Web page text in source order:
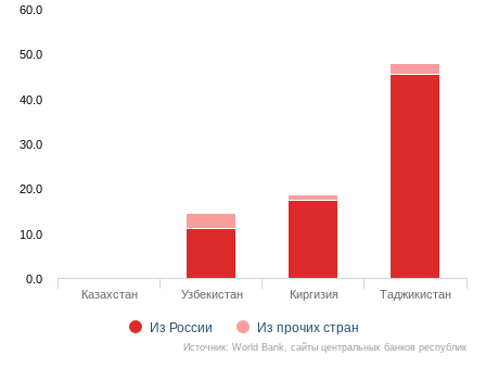
Из России Из прочих стран
Казахстан Узбекистан Киргизия Таджикистан
0.0
10.0
20.0
30.0
40.0
50.0
60.0
Источник: World Bank, сайты центральных банков республик